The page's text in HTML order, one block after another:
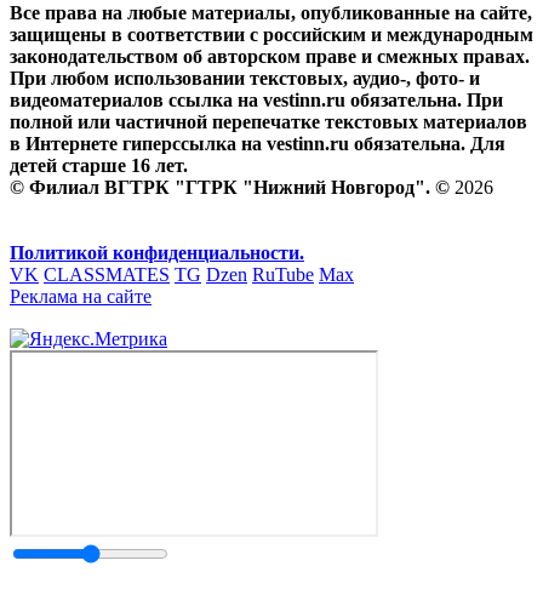
Все права на любые материалы, опубликованные на сайте,
защищены в соответствии с российским и международным
законодательством об авторском праве и смежных правах.
При любом использовании текстовых, аудио-, фото- и
видеоматериалов ссылка на vestinn.ru обязательна. При
полной или частичной перепечатке текстовых материалов
в Интернете гиперссылка на vestinn.ru обязательна. Для
детей старше 16 лет.
© Филиал ВГТРК "ГТРК "Нижний Новгород". © 2026
Политикой конфиденциальности.
VK CLASSMATES TG Dzen RuTube Max
Реклама на сайте